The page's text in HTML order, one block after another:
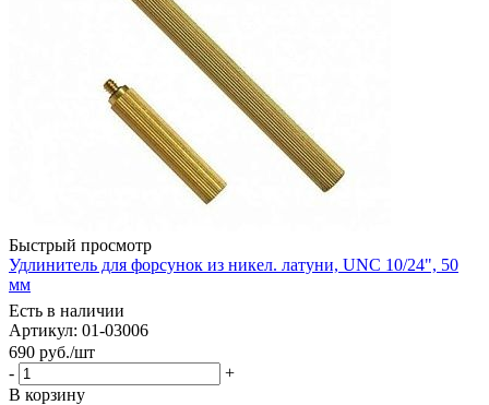
Быстрый просмотр
Удлинитель для форсунок из никел. латуни, UNC 10/24", 50
мм
Есть в наличии
Артикул: 01-03006
690 руб./шт
-
+
В корзину